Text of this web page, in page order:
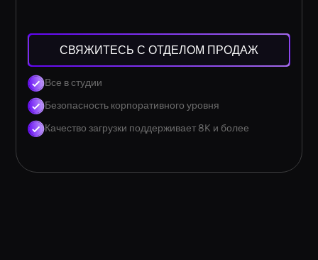
СВЯЖИТЕСЬ С ОТДЕЛОМ ПРОДАЖ
Все в студии
Безопасность корпоративного уровня
Качество загрузки поддерживает 8K и более